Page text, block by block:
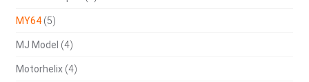
MY64 (5)
MJ Model (4)
Motorhelix (4)